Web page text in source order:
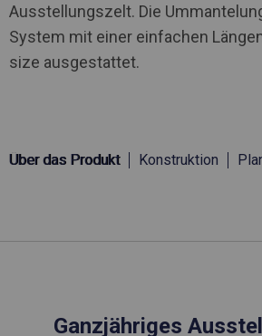
Ausstellungszelt. Die
System mit einer einfachen
size ausgestattet.
Über das Produkt Konstruktion
Ganzjähriges